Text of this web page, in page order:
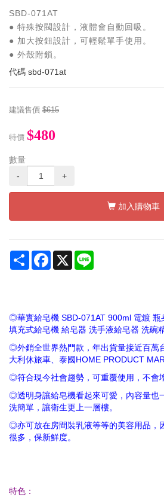
SBD-071AT
● 特殊按閥設計，液體會自動回吸。
● 加大按鈕設計，可輕鬆單手使用。
● 外殼附鎖。
代碼 sbd-071at
建議售價 $615
特價 $480
數量
-
+
加入購物車
Share Facebook
X
◎華實給皂機 SBD-071AT 900ml 電鍍 瓶
填充式給皂機 給皂器 洗手液給皂器 洗碗
◎外銷全世界熱門款，年出貨量接近百萬
大利休旅車、泰國HOME PRODUCT
◎符合現今社會趨勢，可重覆使用，不會
◎透明身讓給皂機看起來可愛，內容量也
洗簡單，讓衛生更上一層樓。
◎亦可放在房間裝乳液等等的美容用品，
很多，保新鮮度。
特色：